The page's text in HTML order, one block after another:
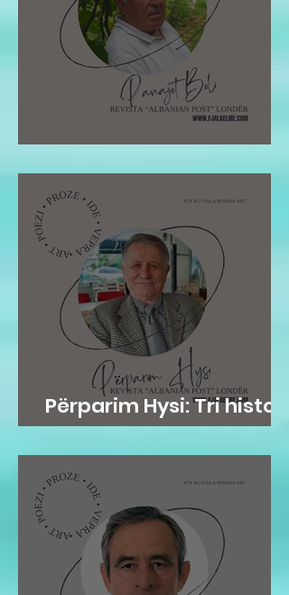
Pano Boli: STOLI I POETIT
Përparim Hysi: Tri histori
me lopë